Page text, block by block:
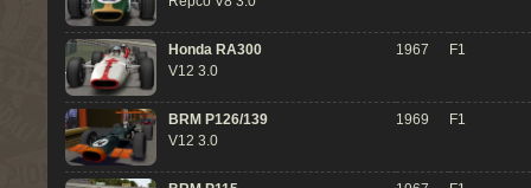
Honda RA300
V12 3.0
1967 F1
BRM P126/139
V12 3.0
1969 F1